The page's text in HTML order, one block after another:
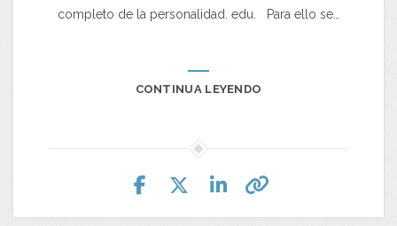
completo de la personalidad. edu. Para ello se…
CONTINUA LEYENDO